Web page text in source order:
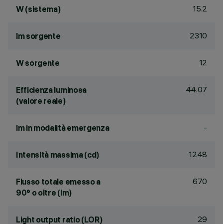
W (sistema) 15.2
lm sorgente 2310
W sorgente 12
Efficienza luminosa
(valore reale)
44.07
lm in modalità emergenza -
Intensità massima (cd) 1248
Flusso totale emesso a
90° o oltre (lm)
670
Light output ratio (LOR) 29